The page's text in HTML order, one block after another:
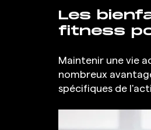
Les
fitness
Maintenir une vie
nombreux
spécifiques de